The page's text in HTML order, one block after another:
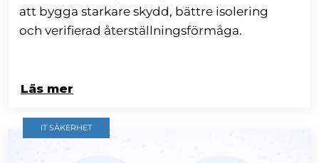
att bygga starkare skydd, bättre isolering
och verifierad återställningsförmåga.
Läs mer
IT SÄKERHET